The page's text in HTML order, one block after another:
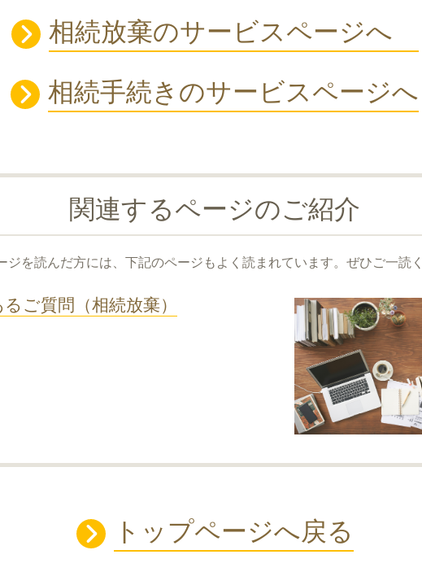
相続放棄のサービスページへ
相続手続きのサービスページへ
関連するページのご紹介
ジを読んだ方には、下記のページもよく読まれています。ぜひご一読く
ご質問（相続放棄）
トップページへ戻る